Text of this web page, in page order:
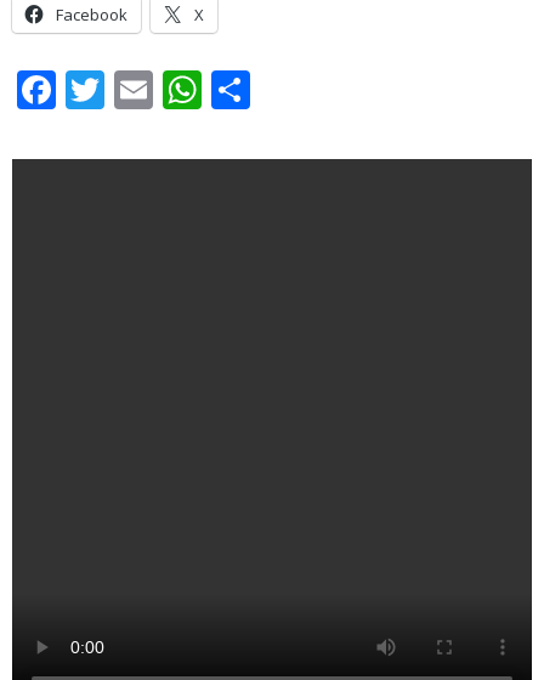
Facebook X
Facebook
Twitter
EmailWhatsApp